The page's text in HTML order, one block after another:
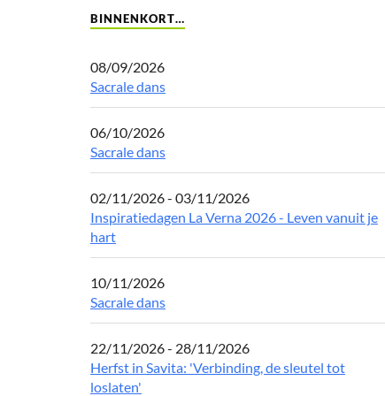
BINNENKORT…
08/09/2026
Sacrale dans
06/10/2026
Sacrale dans
02/11/2026 - 03/11/2026
Inspiratiedagen La Verna 2026 - Leven vanuit je
hart
10/11/2026
Sacrale dans
22/11/2026 - 28/11/2026
Herfst in Savita: 'Verbinding, de sleutel tot
loslaten'